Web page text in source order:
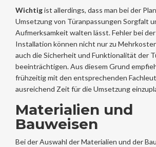
Wichtigist allerdings, dass man bei der
Umsetzung von Türanpassungen Sorgfalt
Aufmerksamkeit walten lässt. Fehler bei
Installation können nicht nur zu
auch die Sicherheit und Funktionalität der
beeinträchtigen. Aus diesem Grund
frühzeitig mit den entsprechenden
ausreichend Zeit für die Umsetzung
Materialien und
Bauweisen
Bei der Auswahl der Materialien und der